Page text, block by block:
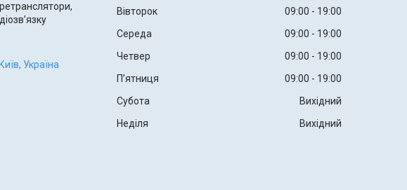
Україна
Вівторок
09:00
19:00
Середа
09:00
19:00
Четвер
09:00
19:00
Пʼятниця
09:00
19:00
Субота
Вихідний
Неділя
Вихідний